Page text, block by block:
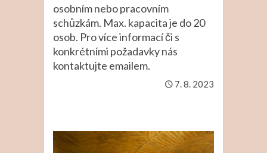
osobním nebo pracovním
schůzkám. Max. kapacita je do 20
osob. Pro více informací či s
konkrétními požadavky nás
kontaktujte emailem.
7. 8. 2023